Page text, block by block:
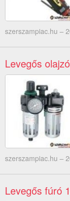
szerszampiac.hu –
Levegős
szerszampiac.hu –
Levegős fúró